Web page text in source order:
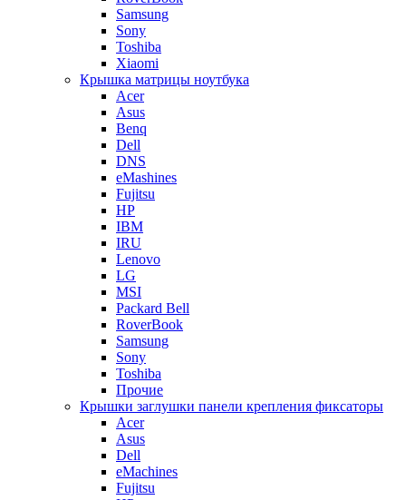
Samsung
Sony
Toshiba
Xiaomi
Крышка матрицы ноутбука
Acer
Asus
Benq
Dell
DNS
eMashines
Fujitsu
HP
IBM
IRU
Lenovo
LG
MSI
Packard Bell
RoverBook
Samsung
Sony
Toshiba
Прочие
Крышки заглушки панели крепления фиксаторы
Acer
Asus
Dell
eMachines
Fujitsu